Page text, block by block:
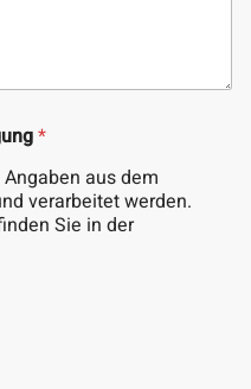
*
aus dem
verarbeitet werden.
Sie in der